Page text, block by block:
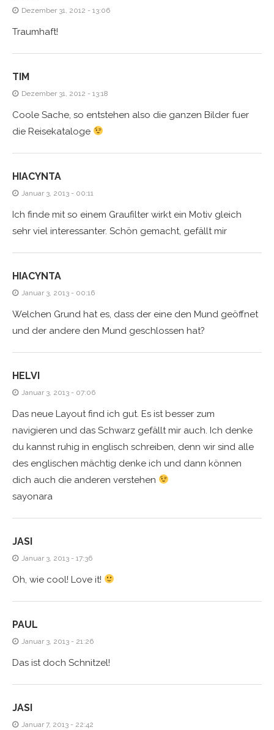
Dezember 31, 2012 - 13:06
Traumhaft!
TIM
Dezember 31, 2012 - 13:18
Coole Sache, so entstehen also die ganzen Bilder fuer
die Reisekataloge
HIACYNTA
Januar 3, 2013 - 00:11
Ich finde mit so einem Graufilter wirkt ein Motiv gleich
sehr viel interessanter. Schön gemacht, gefällt mir
HIACYNTA
Januar 3, 2013 - 00:16
Welchen Grund hat es, dass der eine den Mund geöffnet
und der andere den Mund geschlossen hat?
HELVI
Januar 3, 2013 - 07:06
Das neue Layout find ich gut. Es ist besser zum
navigieren und das Schwarz gefällt mir auch. Ich denke
du kannst ruhig in englisch schreiben, denn wir sind alle
des englischen mächtig denke ich und dann können
dich auch die anderen verstehen
sayonara
JASI
Januar 3, 2013 - 17:36
Oh, wie cool! Love it!
PAUL
Januar 3, 2013 - 21:26
Das ist doch Schnitzel!
JASI
Januar 7, 2013 - 22:42